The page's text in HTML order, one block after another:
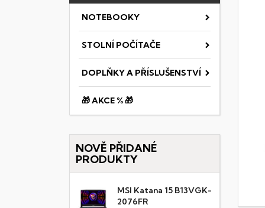
NOTEBOOKY
STOLNÍ POČÍTAČE
DOPLŇKY A PŘÍSLUŠENSTVÍ
🎁 AKCE % 🎁
NOVĚ PŘIDANÉ
PRODUKTY
MSI Katana 15 B13VGK-
2076FR